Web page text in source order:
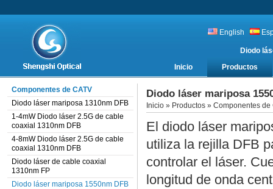
English
Diodo
Inicio
Productos
Componentes de CATV
Diodo láser mariposa 1310nm DFB
1-4mW Diodo láser 2.5G de cable
coaxial 1310nm DFB
4-8mW Diodo láser 2.5G de cable
coaxial 1310nm DFB
Diodo láser de cable coaxial
1310nm FP
Diodo láser mariposa 1550nm DFB
Diodo láser mariposa
Inicio » Productos » Componentes de
El diodo láser
utiliza la rejilla DFB
controlar el láser.
longitud de onda